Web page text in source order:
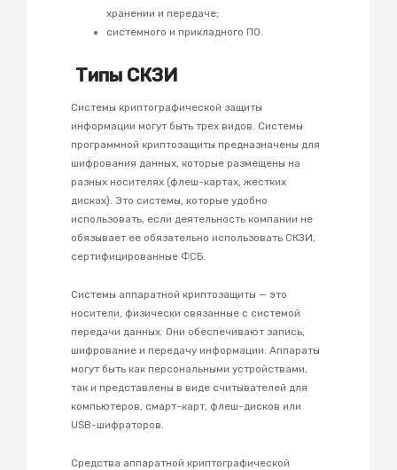
хранении и передаче;
системного и прикладного ПО.
Типы СКЗИ
Системы криптографической защиты
информации могут быть трех видов. Системы
программной криптозащиты предназначены для
шифрования данных, которые размещены на
разных носителях (флеш-картах, жестких
дисках). Это системы, которые удобно
использовать, если деятельность компании не
обязывает ее обязательно использовать СКЗИ,
сертифицированные ФСБ.
Системы аппаратной криптозащиты — это
носители, физически связанные с системой
передачи данных. Они обеспечивают запись,
шифрование и передачу информации. Аппараты
могут быть как персональными устройствами,
так и представлены в виде считывателей для
компьютеров, смарт-карт, флеш-дисков или
USB-шифраторов.
Средства аппаратной криптографической